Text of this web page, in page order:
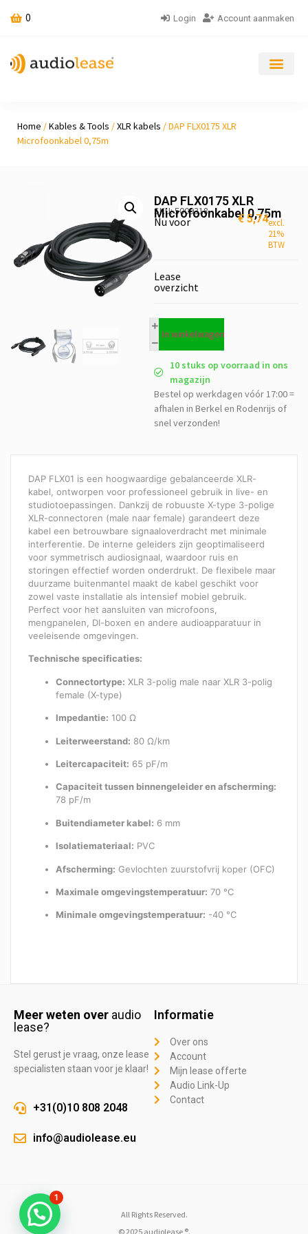
0 Login Account aanmaken
Home /Kables & Tools /XLR kabels / DAP FLX0175 XLR
Microfoonkabel 0,75m
DAP FLX0175 XLR
Microfoonkabel 0,75m
SKU: 5009318
Nu voor € 5,74excl.
21%
BTW
Lease
overzicht
In winkelwagen
10 stuks op voorraad in ons
magazijn
Bestel op werkdagen vóór 17:00 =
afhalen in Berkel en Rodenrijs of
snel verzonden!
DAP FLX01 is een hoogwaardige gebalanceerde XLR-
kabel, ontworpen voor professioneel gebruik in live- en
studiotoepassingen. Dankzij de robuuste X-type 3-polige
XLR-connectoren (male naar female) garandeert deze
kabel een betrouwbare signaaloverdracht met minimale
interferentie. De interne geleiders zijn geoptimaliseerd
voor symmetrisch audiosignaal, waardoor ruis en
storingen effectief worden onderdrukt. De flexibele maar
duurzame buitenmantel maakt de kabel geschikt voor
zowel vaste installatie als intensief mobiel gebruik.
Perfect voor het aansluiten van microfoons,
mengpanelen, DI-boxen en andere audioapparatuur in
veeleisende omgevingen.
Technische specificaties:
Connectortype: XLR 3-polig male naar XLR 3-polig
female (X-type)
Impedantie: 100 Ω
Leiterweerstand: 80 Ω/km
Leitercapaciteit: 65 pF/m
Capaciteit tussen binnengeleider en afscherming:
78 pF/m
Buitendiameter kabel: 6 mm
Isolatiemateriaal: PVC
Afscherming: Gevlochten zuurstofvrij koper (OFC)
Maximale omgevingstemperatuur: 70 °C
Minimale omgevingstemperatuur: -40 °C
Meer weten over audio
lease?
Stel gerust je vraag, onze lease
specialisten staan voor je klaar!
+31(0)10 808 2048
info@audiolease.eu
Informatie
Over ons
Account
Mijn lease offerte
Audio Link-Up
Contact
© 2025 audiolease ®.
All Rights Reserved.
1